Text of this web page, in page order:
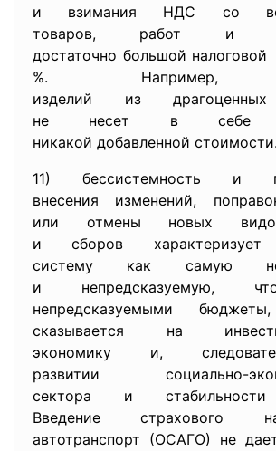
и взимания НДС со
товаров, работ и
достаточно большой налоговой
%. Например,
изделий из
не несет в себе
никакой добавленной стоимости.
11) бессистемность и
внесения изменений,
или отмены новых
и сборов
систему как самую
и непредсказуемую,
непредсказуемыми
сказывается на
экономику и,
развитии социально-
сектора и
Введение страхового
автотранспорт (ОСАГО) не